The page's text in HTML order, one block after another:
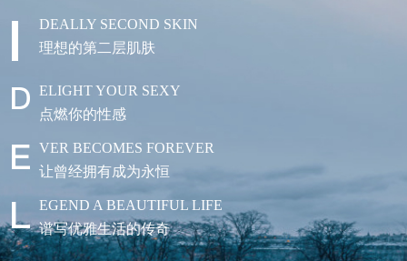
DEALLY SECOND SKIN
理想的第二层肌肤
ELIGHT YOUR SEXY
点燃你的性感
VER BECOMES FOREVER
让曾经拥有成为永恒
EGEND A BEAUTIFUL LIFE
谱写优雅生活的传奇